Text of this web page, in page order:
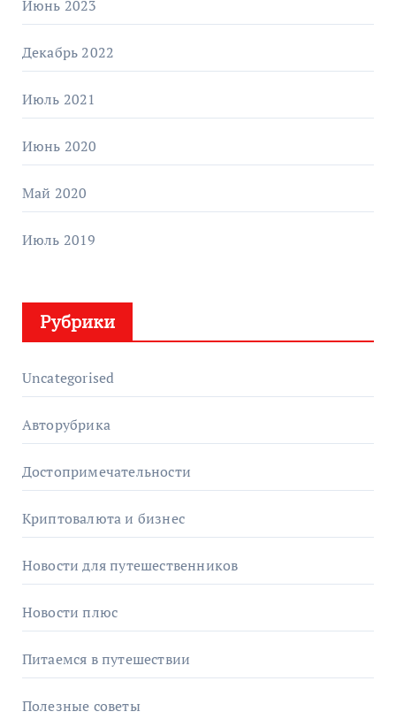
Июнь 2023
Декабрь 2022
Июль 2021
Июнь 2020
Май 2020
Июль 2019
Рубрики
Uncategorised
Авторубрика
Достопримечательности
Криптовалюта и бизнес
Новости для путешественников
Новости плюс
Питаемся в путешествии
Полезные советы